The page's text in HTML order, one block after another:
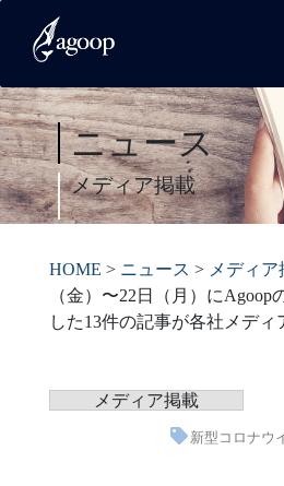
ニュース
メディア掲載
HOME > ニュース > メディア
（金）〜22日（月）にAgoop
した13件の記事が各社メディ
メディア掲載
新型コロナウ